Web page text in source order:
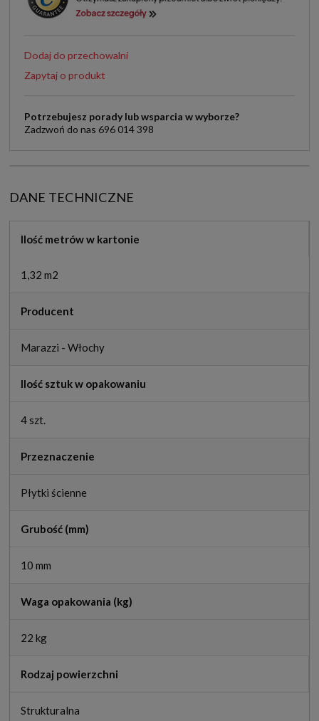
Dodaj do przechowalni
Zapytaj o produkt
Potrzebujesz porady lub wsparcia w wyborze?
Zadzwoń do nas 696 014 398
DANE TECHNICZNE
Ilość metrów w kartonie
1,32 m2
Producent
Marazzi - Włochy
Ilość sztuk w opakowaniu
4 szt.
Przeznaczenie
Płytki ścienne
Grubość (mm)
10 mm
Waga opakowania (kg)
22 kg
Rodzaj powierzchni
Strukturalna